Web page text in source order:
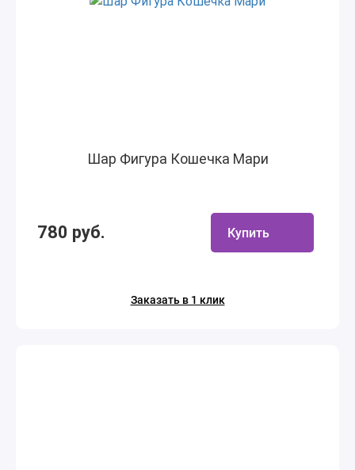
Шар Фигура Кошечка Мари
780 руб. Купить
Заказать в 1 клик